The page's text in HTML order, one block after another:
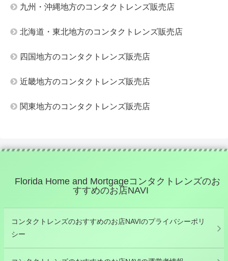
九州・沖縄地方のコンタクトレンズ販売店
北海道・東北地方のコンタクトレンズ販売店
四国地方のコンタクトレンズ販売店
近畿地方のコンタクトレンズ販売店
関東地方のコンタクトレンズ販売店
Florida Home and Mortgageコンタクトレンズのお
すすめのお店NAVI
コンタクトレンズのおすすめのお店NAVIのプライバシーポリ
シー